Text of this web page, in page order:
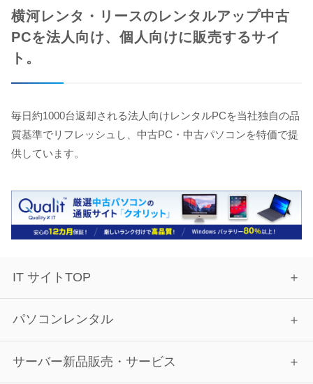
横河レンタ・リースのレンタルアップ中古
PCを法人向け、個人向けに販売するサイ
ト。
毎日約1000台返却される法人向けレンタルPCを当社独自の品
質基準でリフレッシュし、中古PC・中古パソコンを特価で提
供しています。
IT サイトTOP
パソコンレンタル
サーバー新品販売・サービス